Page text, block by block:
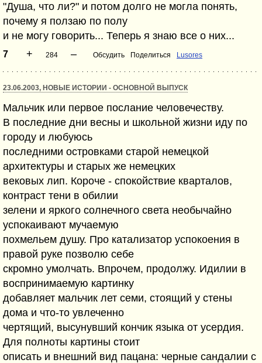
"Душа, что ли?" и потом долго не могла понять,
почему я ползаю по полу
и не могу говорить... Теперь я знаю все о них...
7 + 284 – Обсудить Поделиться Lusores
23.06.2003, НОВЫЕ ИСТОРИИ - ОСНОВНОЙ ВЫПУСК
Мальчик или первое послание человечеству.
В последние дни весны и школьной жизни иду по
городу и любуюсь
последними островками старой немецкой
архитектуры и старых же немецких
вековых лип. Короче - спокойствие кварталов,
контраст тени в обилии
зелени и яркого солнечного света необычайно
успокаивают мучаемую
похмельем душу. Про катализатор успокоения в
правой руке позволю себе
скромно умолчать. Впрочем, продолжу. Идилии в
воспринимаемую картинку
добавляет мальчик лет семи, стоящий у стены
дома и что-то увлеченно
чертящий, высунувший кончик языка от усердия.
Для полноты картины стоит
описать и внешний вид пацана: черные сандалии с